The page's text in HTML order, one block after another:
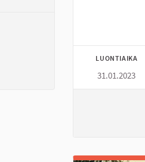
LUONTIAIKA
31.01.2023